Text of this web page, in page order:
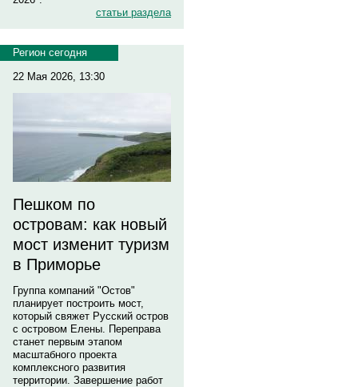
статьи раздела
Регион сегодня
22 Мая 2026, 13:30
Пешком по
островам: как новый
мост изменит туризм
в Приморье
Группа компаний "Остов"
планирует построить мост,
который свяжет Русский остров
с островом Елены. Переправа
станет первым этапом
масштабного проекта
комплексного развития
территории. Завершение работ